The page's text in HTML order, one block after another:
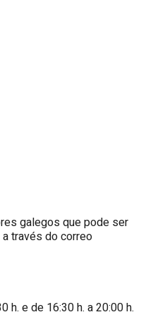
galegos que pode ser
través do correo
h. e de 16:30 h. a 20:00 h.